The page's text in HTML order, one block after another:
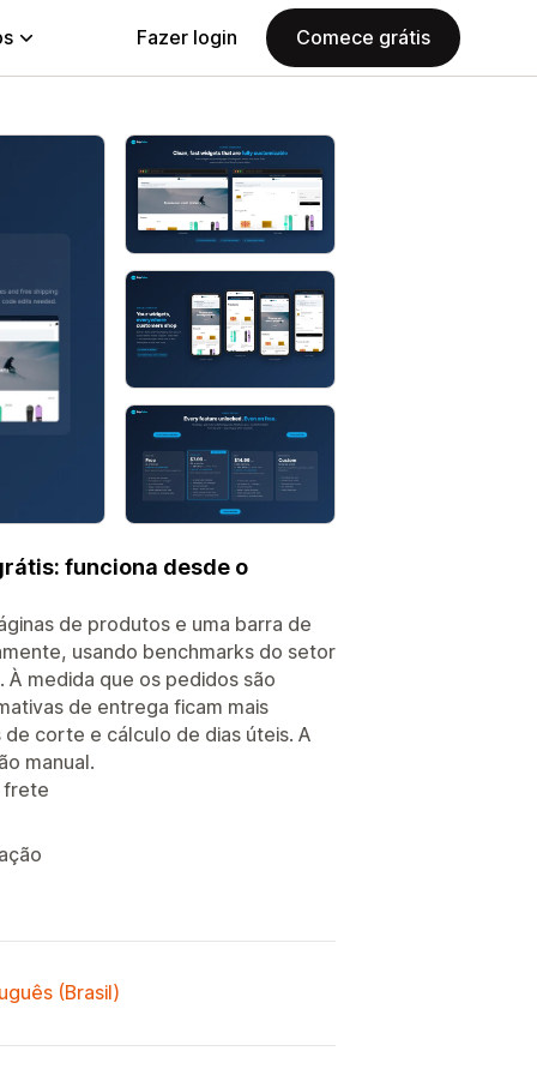
Fazer login Comece grátis
funciona desde o
de produtos e uma barra de
usando benchmarks do setor
À medida que os pedidos são
de entrega ficam mais
corte e cálculo de dias úteis. A
manual.
frete
(Brasil)